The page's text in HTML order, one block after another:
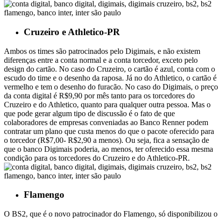
Cruzeiro e Athletico-PR
Ambos os times são patrocinados pelo Digimais, e não existem
diferenças entre a conta normal e a conta torcedor, exceto pelo
design do cartão. No caso do Cruzeiro, o cartão é azul, conta com o
escudo do time e o desenho da raposa. Já no do Athletico, o cartão é
vermelho e tem o desenho do furacão. No caso do Digimais, o preço
da conta digital é R$9,90 por mês tanto para os torcedores do
Cruzeiro e do Athletico, quanto para qualquer outra pessoa. Mas o
que pode gerar algum tipo de discussão é o fato de que
colaboradores de empresas conveniadas ao Banco Renner podem
contratar um plano que custa menos do que o pacote oferecido para
o torcedor (R$7,00- R$2,90 a menos). Ou seja, fica a sensação de
que o banco Digimais poderia, ao menos, ter oferecido essa mesma
condição para os torcedores do Cruzeiro e do Athletico-PR.
Flamengo
O BS2, que é o novo patrocinador do Flamengo, só disponibilizou o